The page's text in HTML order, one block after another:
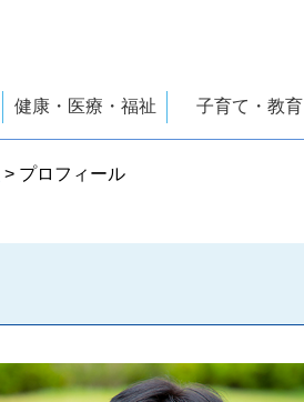
健康・医療・福祉 子育て・教育
> プロフィール